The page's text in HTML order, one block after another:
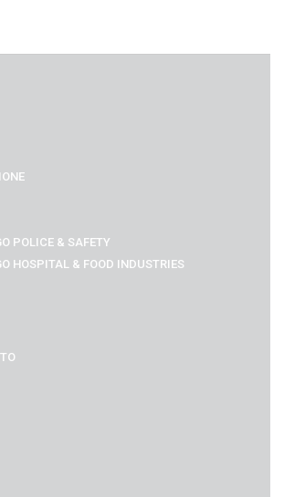
POLICE & SAFETY
HOSPITAL & FOOD INDUSTRIES